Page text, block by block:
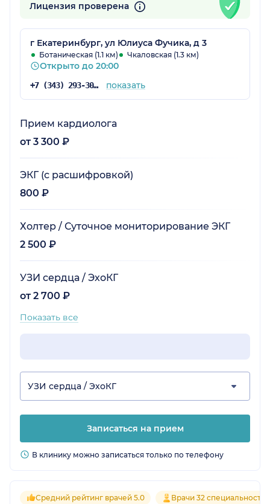
Лицензия проверена
г Екатеринбург, ул Юлиуса Фучика, д 3
Ботаническая (1.1 км) Чкаловская (1.3 км)
Открыто до 20:00
+7 (343) 293-30-42 показать
Прием кардиолога
от 3 300 ₽
ЭКГ (с расшифровкой)
800 ₽
Холтер / Суточное мониторирование ЭКГ
2 500 ₽
УЗИ сердца / ЭхоКГ
от 2 700 ₽
Показать все
УЗИ сердца / ЭхоКГ
Записаться на прием
В клинику можно записаться только по телефону
Средний рейтинг врачей 5.0 Врачи 32 специальностей